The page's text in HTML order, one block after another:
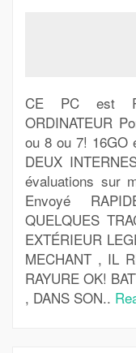
CE PC est
ORDINATEUR
ou 8 ou 7! 16GO
DEUX
évaluations sur
Envoyé
QUELQUES
EXTÉRIEUR
MECHANT , IL
RAYURE OK!
, DANS SON..